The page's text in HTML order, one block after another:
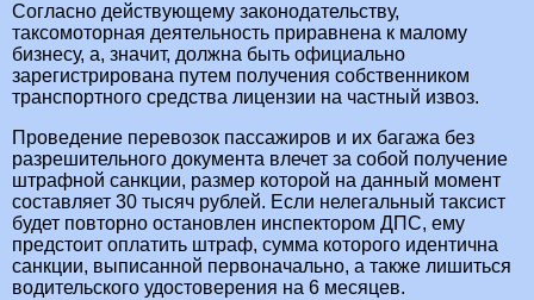
Согласно действующему законодательству,
таксомоторная деятельность приравнена к малому
бизнесу, а, значит, должна быть официально
зарегистрирована путем получения собственником
транспортного средства лицензии на частный извоз.
Проведение перевозок пассажиров и их багажа без
разрешительного документа влечет за собой получение
штрафной санкции, размер которой на данный момент
составляет 30 тысяч рублей. Если нелегальный таксист
будет повторно остановлен инспектором ДПС, ему
предстоит оплатить штраф, сумма которого идентична
санкции, выписанной первоначально, а также лишиться
водительского удостоверения на 6 месяцев.